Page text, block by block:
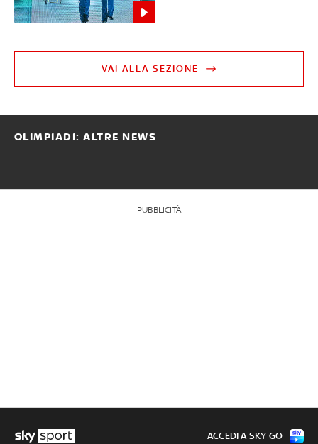
VAI ALLA SEZIONE
OLIMPIADI: ALTRE NEWS
PUBBLICITÀ
ACCEDI A SKY GO